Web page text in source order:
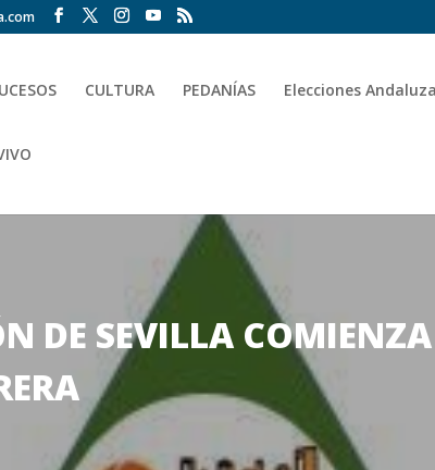
CULTURA PEDANÍAS Elecciones
DE SEVILLA